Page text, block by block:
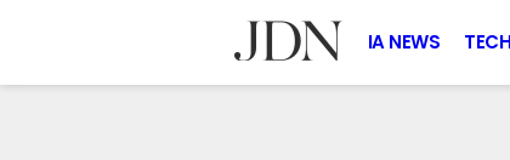
IA NEWS TECH